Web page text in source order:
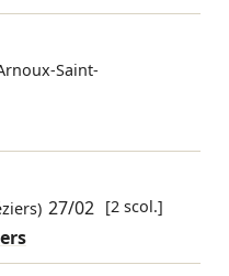
Saint-
27/02 [2 scol.]